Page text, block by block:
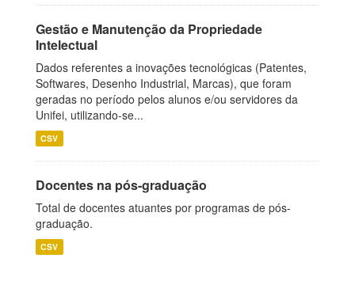
Gestão e Manutenção da Propriedade
Intelectual
Dados referentes a inovações tecnológicas (Patentes,
Softwares, Desenho Industrial, Marcas), que foram
geradas no período pelos alunos e/ou servidores da
Unifei, utilizando-se...
CSV
Docentes na pós-graduação
Total de docentes atuantes por programas de pós-
graduação.
CSV